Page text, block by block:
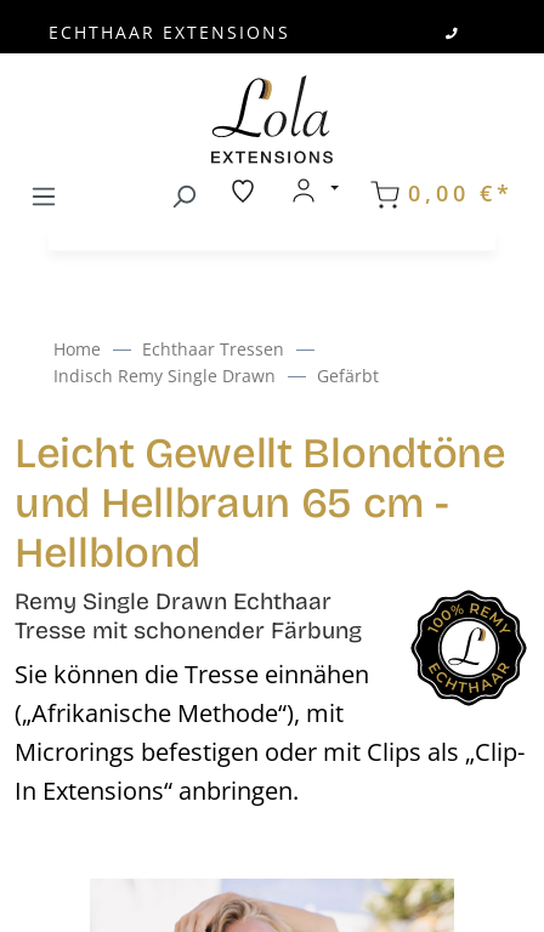
ECHTHAAR EXTENSIONS
0,00 €*
Home
Echthaar Tressen
Indisch Remy Single Drawn
Gefärbt
Leicht Gewellt Blondtöne
und Hellbraun 65 cm -
Hellblond
Remy Single Drawn Echthaar
Tresse mit schonender Färbung
Sie können die Tresse einnähen
(„Afrikanische Methode“), mit
Microrings befestigen oder mit Clips als „Clip-
In Extensions“ anbringen.
Bildergalerie überspringen